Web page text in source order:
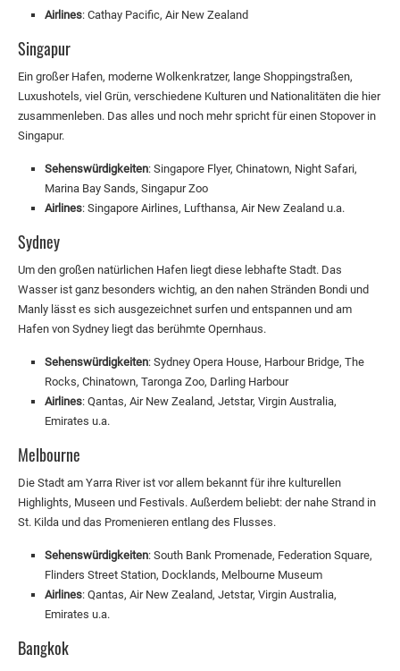
Airlines: Cathay Pacific, Air New Zealand
Singapur
Ein großer Hafen, moderne Wolkenkratzer, lange Shoppingstraßen,
Luxushotels, viel Grün, verschiedene Kulturen und Nationalitäten die hier
zusammenleben. Das alles und noch mehr spricht für einen Stopover in
Singapur.
Sehenswürdigkeiten: Singapore Flyer, Chinatown, Night Safari,
Marina Bay Sands, Singapur Zoo
Airlines: Singapore Airlines, Lufthansa, Air New Zealand u.a.
Sydney
Um den großen natürlichen Hafen liegt diese lebhafte Stadt. Das
Wasser ist ganz besonders wichtig, an den nahen Stränden Bondi und
Manly lässt es sich ausgezeichnet surfen und entspannen und am
Hafen von Sydney liegt das berühmte Opernhaus.
Sehenswürdigkeiten: Sydney Opera House, Harbour Bridge, The
Rocks, Chinatown, Taronga Zoo, Darling Harbour
Airlines: Qantas, Air New Zealand, Jetstar, Virgin Australia,
Emirates u.a.
Melbourne
Die Stadt am Yarra River ist vor allem bekannt für ihre kulturellen
Highlights, Museen und Festivals. Außerdem beliebt: der nahe Strand in
St. Kilda und das Promenieren entlang des Flusses.
Sehenswürdigkeiten: South Bank Promenade, Federation Square,
Flinders Street Station, Docklands, Melbourne Museum
Airlines: Qantas, Air New Zealand, Jetstar, Virgin Australia,
Emirates u.a.
Bangkok